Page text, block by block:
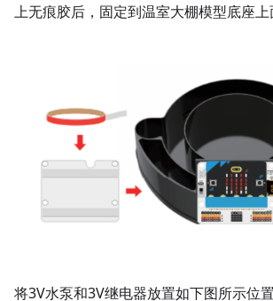
上无痕胶后，固定到温室大棚模型底座上
将3V水泵和3V继电器放置如下图所示位置